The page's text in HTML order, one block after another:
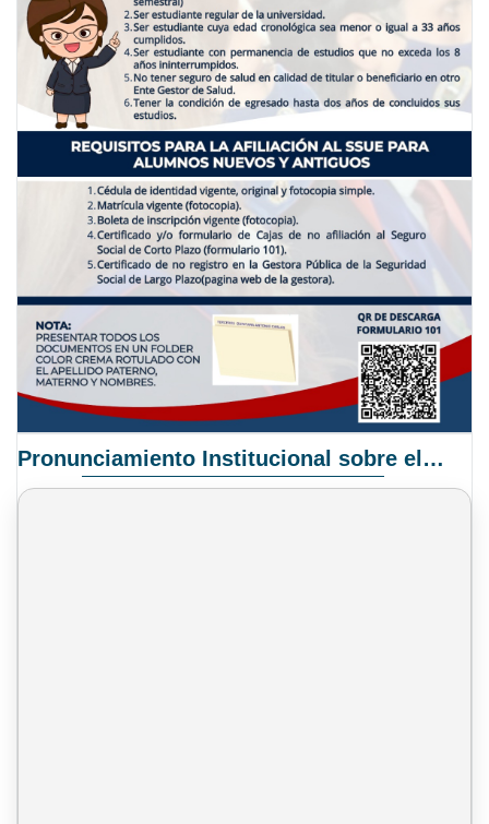
Pronunciamiento Institucional sobre el Proyecto de Ley N° 068/2025-2026 C.S.